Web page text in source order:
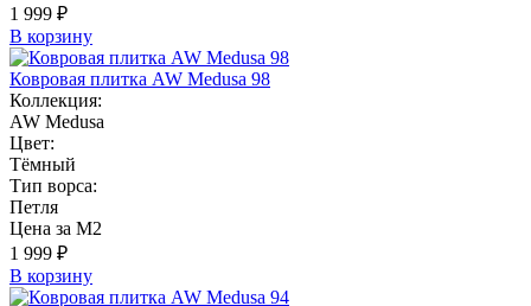
1 999 ₽
В корзину
Ковровая плитка AW Medusa 98
Коллекция:
AW Medusa
Цвет:
Тёмный
Тип ворса:
Петля
Цена за М2
1 999 ₽
В корзину